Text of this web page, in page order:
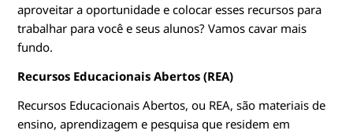
aproveitar a oportunidade e colocar esses recursos para
trabalhar para você e seus alunos? Vamos cavar mais
fundo.
Recursos Educacionais Abertos (REA)
Recursos Educacionais Abertos, ou REA, são materiais de
ensino, aprendizagem e pesquisa que residem em